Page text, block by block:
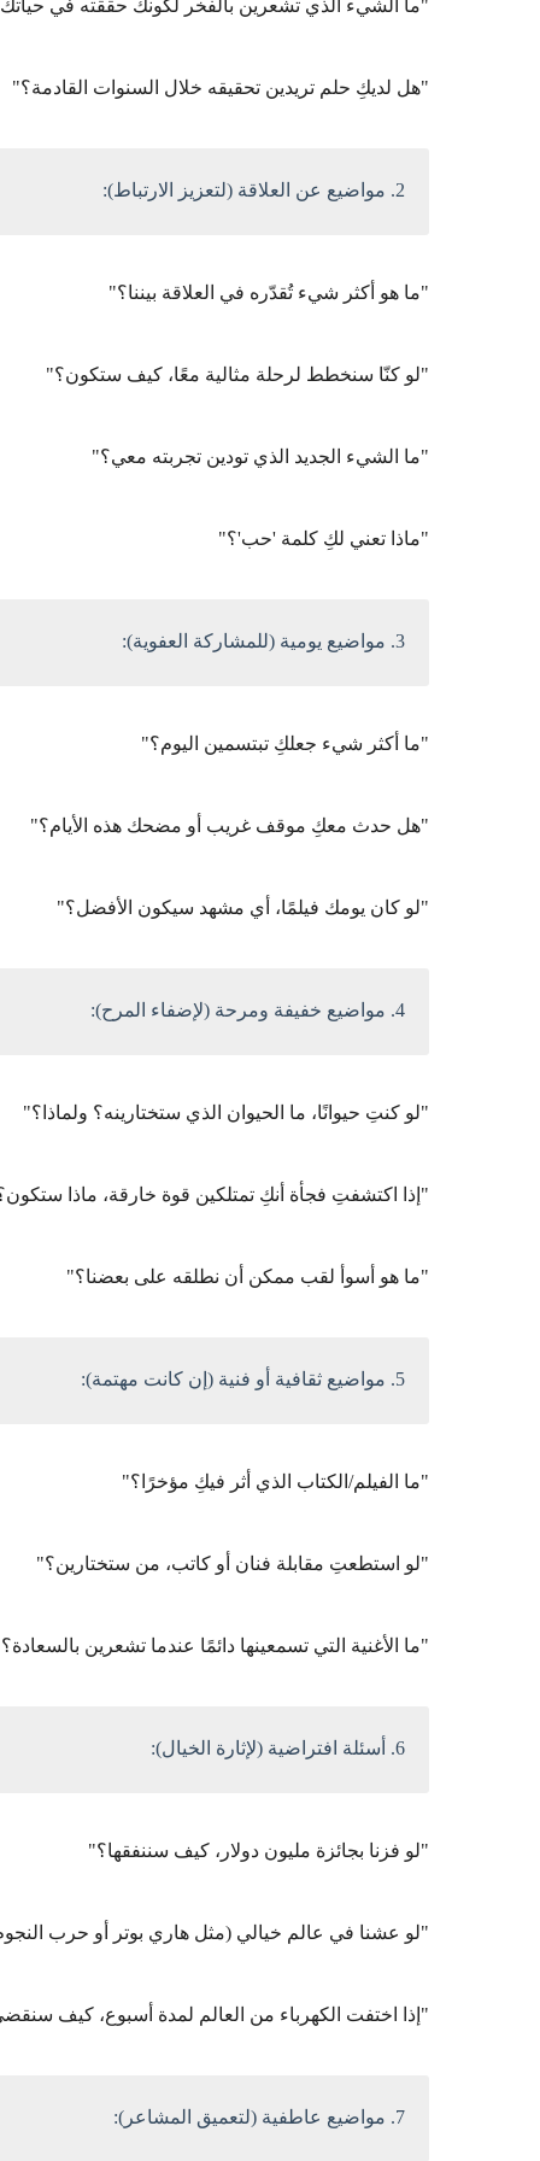
"ما الشيء الذي تشعرين بالفخر لكونك حققته في
"هل لديكِ حلم تريدين تحقيقه خلال السنوات القادمة؟"
2. مواضيع عن العلاقة (لتعزيز الارتباط):
"ما هو أكثر شيء تُقدّره في العلاقة بيننا؟"
"لو كنّا سنخطط لرحلة مثالية معًا، كيف ستكون؟"
"ما الشيء الجديد الذي تودين تجربته معي؟"
"ماذا تعني لكِ كلمة 'حب'؟"
3. مواضيع يومية (للمشاركة العفوية):
"ما أكثر شيء جعلكِ تبتسمين اليوم؟"
"هل حدث معكِ موقف غريب أو مضحك هذه الأيام؟"
"لو كان يومك فيلمًا، أي مشهد سيكون الأفضل؟"
4. مواضيع خفيفة ومرحة (لإضفاء المرح):
"لو كنتِ حيوانًا، ما الحيوان الذي ستختارينه؟ ولماذا؟"
"إذا اكتشفتِ فجأة أنكِ تمتلكين قوة خارقة، ماذا
"ما هو أسوأ لقب ممكن أن نطلقه على بعضنا؟"
5. مواضيع ثقافية أو فنية (إن كانت مهتمة):
"ما الفيلم/الكتاب الذي أثر فيكِ مؤخرًا؟"
"لو استطعتِ مقابلة فنان أو كاتب، من ستختارين؟"
"ما الأغنية التي تسمعينها دائمًا عندما تشعرين
6. أسئلة افتراضية (لإثارة الخيال):
"لو فزنا بجائزة مليون دولار، كيف سننفقها؟"
"لو عشنا في عالم خيالي (مثل هاري بوتر أو حرب
"إذا اختفت الكهرباء من العالم لمدة أسبوع، كيف
7. مواضيع عاطفية (لتعميق المشاعر):